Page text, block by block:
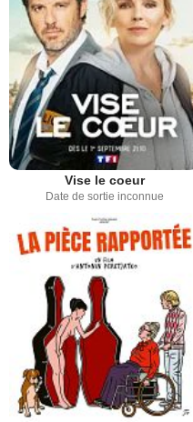
Vise le coeur
Date de sortie inconnue